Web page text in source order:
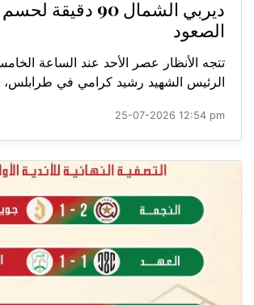
ديربي الشمال 90
الصعود
تتجه الأنظار عصر الأحد عند الساعة
الرئيس الشهيد رشيد كرامي في طرابلس،
25-07-2026 12:54 pm